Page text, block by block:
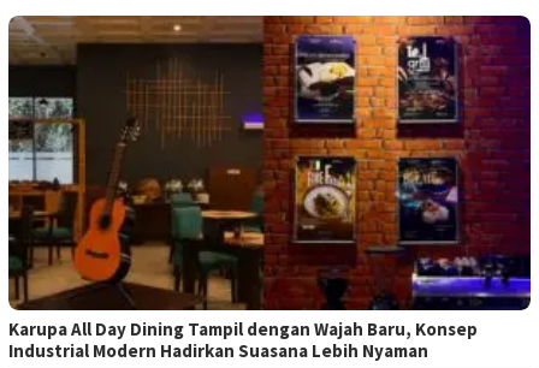
Karupa All Day Dining Tampil dengan Wajah Baru, Konsep
Industrial Modern Hadirkan Suasana Lebih Nyaman